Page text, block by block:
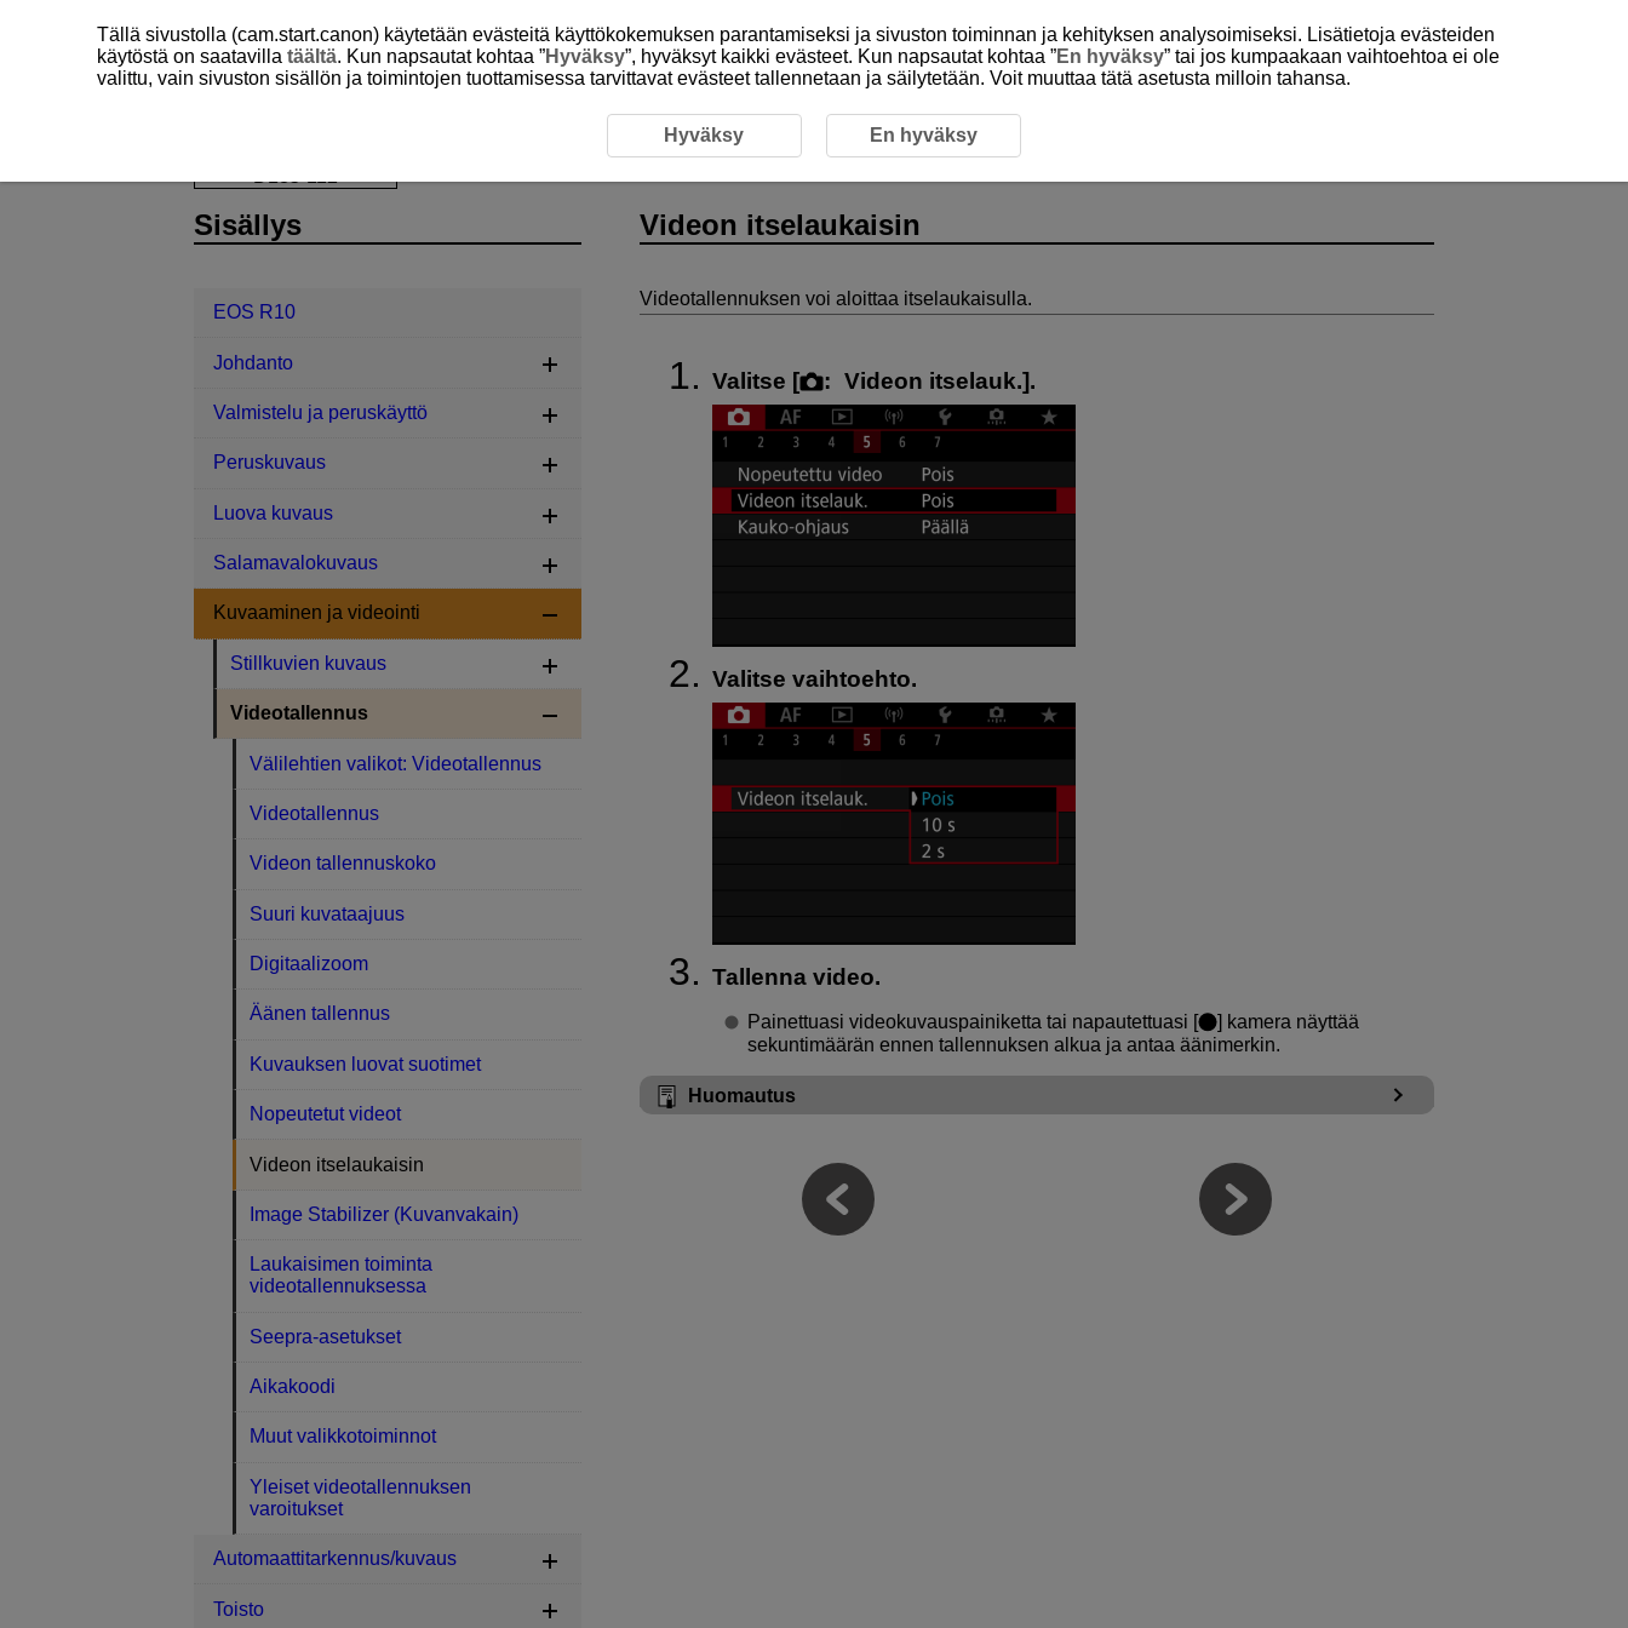
Videotallennus Videon itselaukaisin
Videon itselaukaisin
Videotallennuksen voi aloittaa itselaukaisulla.
Valitse [ : Videon itselauk.].
Valitse vaihtoehto.
Tallenna video.
Painettuasi videokuvauspainiketta tai napautettuasi [
] kamera näyttää
sekuntimäärän ennen tallennuksen alkua ja antaa äänimerkin.
Huomautus
Sisällys
EOS R10
Johdanto
Valmistelu ja peruskäyttö
Peruskuvaus
Luova kuvaus
Salamavalokuvaus
Kuvaaminen ja videointi
Stillkuvien kuvaus
Videotallennus
Välilehtien valikot: Videotallennus
Videotallennus
Videon tallennuskoko
Suuri kuvataajuus
Digitaalizoom
Äänen tallennus
Kuvauksen luovat suotimet
Nopeutetut videot
Videon itselaukaisin
Image Stabilizer (Kuvanvakain)
Laukaisimen toiminta
videotallennuksessa
Seepra-asetukset
Aikakoodi
Muut valikkotoiminnot
Yleiset videotallennuksen
varoitukset
Automaattitarkennus/kuvaus
Toisto
Tällä sivustolla (cam.start.canon) käytetään evästeitä käyttökokemuksen parantamiseksi ja sivuston toiminnan ja kehityksen analysoimiseksi. Lisätietoja evästeiden
käytöstä on saatavilla täältä. Kun napsautat kohtaa ”Hyväksy”, hyväksyt kaikki evästeet. Kun napsautat kohtaa ”En hyväksy” tai jos kumpaakaan vaihtoehtoa ei ole
valittu, vain sivuston sisällön ja toimintojen tuottamisessa tarvittavat evästeet tallennetaan ja säilytetään. Voit muuttaa tätä asetusta milloin tahansa.
Hyväksy En hyväksy